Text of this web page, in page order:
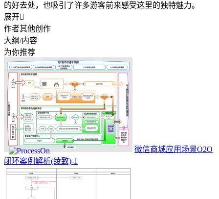
的好去处，也吸引了许多游客前来感受这里的独特魅力。
展开
作者其他创作
大纲/内容
为你推荐
微信商城应用场景O2O
闭环案例解析(绫致)-1